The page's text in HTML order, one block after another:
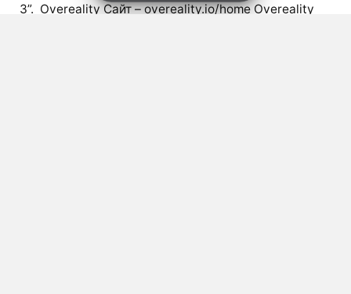
3”. Overeality Сайт – overeality.io/home Overeality